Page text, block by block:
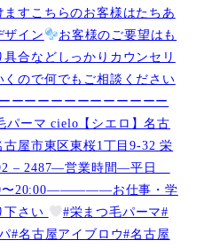
すこちらのお客様はたちあ
ザイン
お客様のご要望はも
合などしっかりカウンセリ
ので何でもご相談ください
ーーーーーーーーーーー
ーマ cielo【シエロ】名古
屋市東区東桜1丁目9-32 栄
– 2487—営業時間—平日
〜20:00—————お仕事・学
下さい
#栄まつ毛パーマ#
#名古屋アイブロウ#名古屋